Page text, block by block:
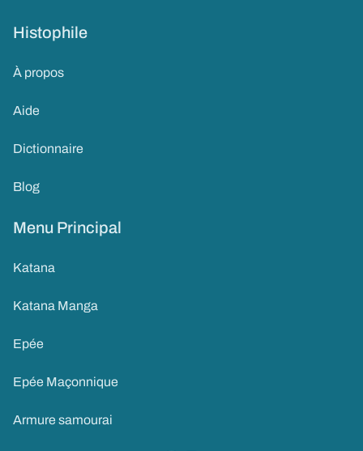
Histophile
À propos
Aide
Dictionnaire
Blog
Menu Principal
Katana
Katana Manga
Epée
Epée Maçonnique
Armure samourai